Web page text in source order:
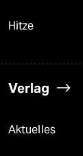
Hitze
Verlag
Aktuelles